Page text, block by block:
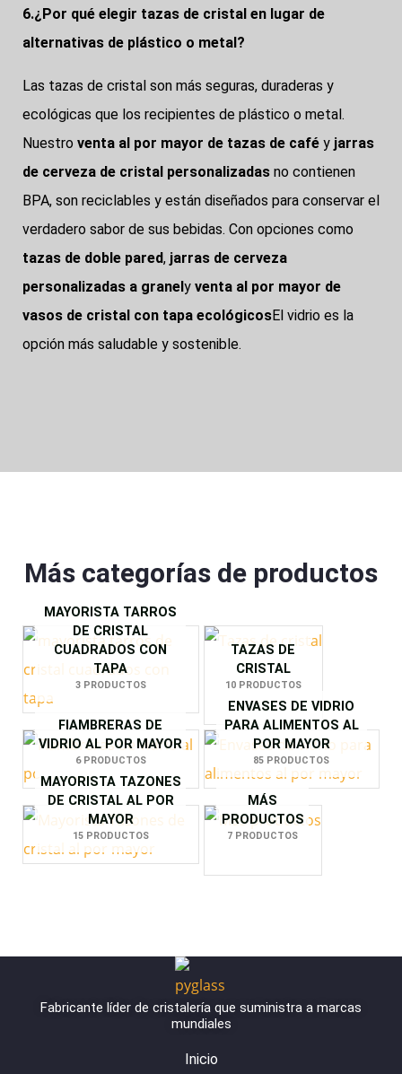
6.¿Por qué elegir tazas de cristal en lugar de
alternativas de plástico o metal?
Las tazas de cristal son más seguras, duraderas y
ecológicas que los recipientes de plástico o metal.
Nuestro venta al por mayor de tazas de café y jarras
de cerveza de cristal personalizadas no contienen
BPA, son reciclables y están diseñados para conservar el
verdadero sabor de sus bebidas. Con opciones como
tazas de doble pared, jarras de cerveza
personalizadas a granel y venta al por mayor de
vasos de cristal con tapa ecológicosEl vidrio es la
opción más saludable y sostenible.
Más categorías de productos
MAYORISTA TARROS
DE CRISTAL
CUADRADOS CON
TAPA
3 PRODUCTOS
TAZAS DE
CRISTAL
10 PRODUCTOS
FIAMBRERAS DE
VIDRIO AL POR MAYOR
6 PRODUCTOS
ENVASES DE VIDRIO
PARA ALIMENTOS AL
POR MAYOR
85 PRODUCTOS
MAYORISTA TAZONES
DE CRISTAL AL POR
MAYOR
15 PRODUCTOS
MÁS
PRODUCTOS
7 PRODUCTOS
Fabricante líder de cristalería que suministra a marcas
mundiales
Inicio